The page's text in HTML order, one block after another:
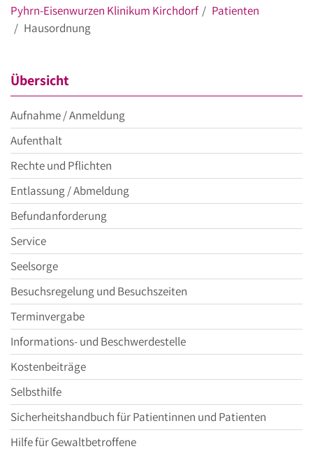
Pyhrn-Eisenwurzen Klinikum Kirchdorf
Patienten
Hausordnung
Übersicht
Aufnahme / Anmeldung
Aufenthalt
Rechte und Pflichten
Entlassung / Abmeldung
Befundanforderung
Service
Seelsorge
Besuchsregelung und Besuchszeiten
Terminvergabe
Informations- und Beschwerdestelle
Kostenbeiträge
Selbsthilfe
Sicherheitshandbuch für Patientinnen und Patienten
Hilfe für Gewaltbetroffene